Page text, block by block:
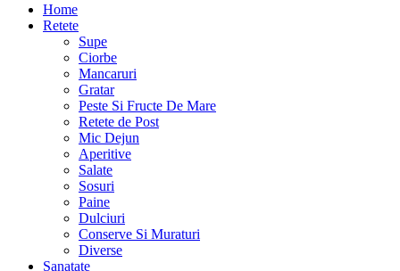
Home
Retete
Supe
Ciorbe
Mancaruri
Gratar
Peste Si Fructe De Mare
Retete de Post
Mic Dejun
Aperitive
Salate
Sosuri
Paine
Dulciuri
Conserve Si Muraturi
Diverse
Sanatate